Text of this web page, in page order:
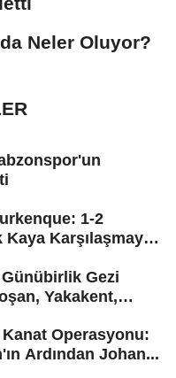
Neler Oluyor?
1-2
Karşılaşmayı
Gezi
Yakakent,
Operasyonu:
Ardından Johan...